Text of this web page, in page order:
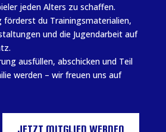
jeden Alters zu schaffen.
du Trainingsmaterialien,
und die Jugendarbeit auf
ausfüllen, abschicken und Teil
werden – wir freuen uns auf
JETZT MITGLIED WERDEN